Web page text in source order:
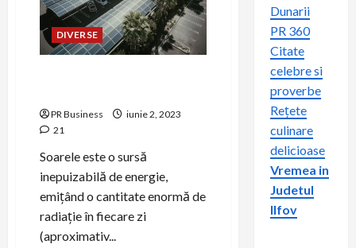
DIVERSE
PR Business
iunie 2, 2023
21
Soarele este o sursă
inepuizabilă de energie,
emițând o cantitate enormă de
radiație în fiecare zi
(aproximativ...
Dunarii
PR 360
Citate
celebre si
proverbe
Rețete
culinare
delicioase
Vremea in
Judetul
Ilfov